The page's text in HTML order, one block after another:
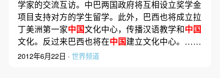
学家的交流互访。中巴两国政府将互相设立奖学金
项目支持对方的学生留学。此外，巴西也将成立拉
丁美洲第一家中国文化中心，传播汉语教学和中国
文化。反过来巴西也将在中国建立文化中心。……
2012年6月22日 · 世界频道